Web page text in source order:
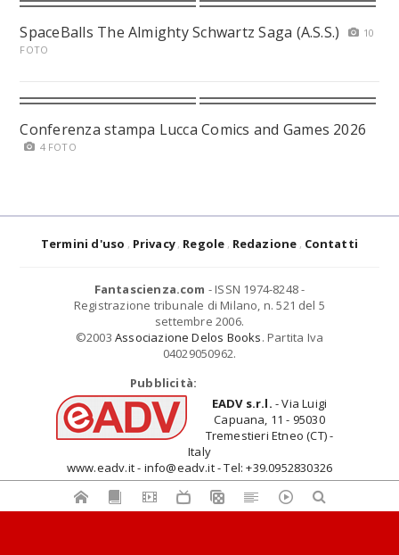
SpaceBalls The Almighty Schwartz Saga (A.S.S.)
10
FOTO
Conferenza stampa Lucca Comics and Games 2026
4 FOTO
Termini d'uso Privacy Regole Redazione Contatti
Fantascienza.com - ISSN 1974-8248 -
Registrazione tribunale di Milano, n. 521 del 5
settembre 2006.
©2003 Associazione Delos Books. Partita Iva
04029050962.
Pubblicità:
EADV s.r.l. - Via Luigi
Capuana, 11 - 95030
Tremestieri Etneo (CT) -
Italy
www.eadv.it - info@eadv.it - Tel: +39.0952830326